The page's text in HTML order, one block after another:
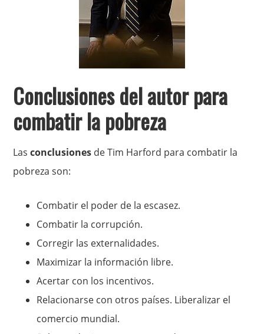
Conclusiones del autor para
combatir la pobreza
Lasconclusiones de Tim Harford para combatir la
pobreza son:
Combatir el poder de la escasez.
Combatir la corrupción.
Corregir las externalidades.
Maximizar la información libre.
Acertar con los incentivos.
Relacionarse con otros países. Liberalizar el
comercio mundial.